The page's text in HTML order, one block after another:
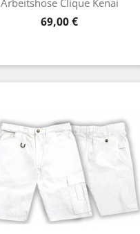
Arbeitshose Clique Kenai
Preis
69,00 €